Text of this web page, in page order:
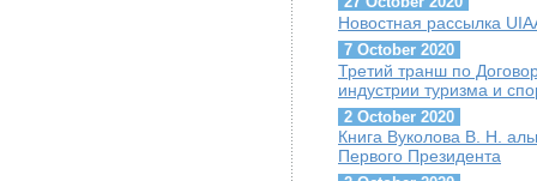
Новостная рассылка
7 October 2020
Третий транш по
индустрии туризма и
2 October 2020
Книга Вуколова В. Н.
Первого Президента